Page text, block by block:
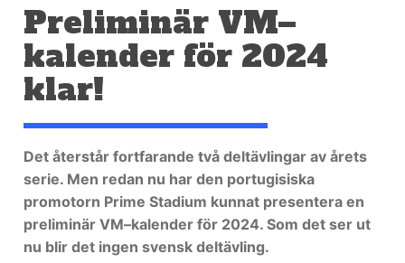
Preliminär VM–
kalender för 2024
klar!
Det återstår fortfarande två deltävlingar av årets
serie. Men redan nu har den portugisiska
promotorn Prime Stadium kunnat presentera en
preliminär VM–kalender för 2024. Som det ser ut
nu blir det ingen svensk deltävling.